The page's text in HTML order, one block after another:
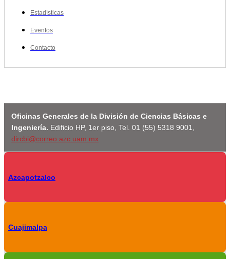
Estadísticas
Eventos
Contacto
Oficinas Generales de la División de Ciencias Básicas e
Ingeniería. Edificio HP, 1er piso, Tel. 01 (55) 5318 9001,
dircbi@correo.azc.uam.mx
Azcapotzalco
Cuajimalpa